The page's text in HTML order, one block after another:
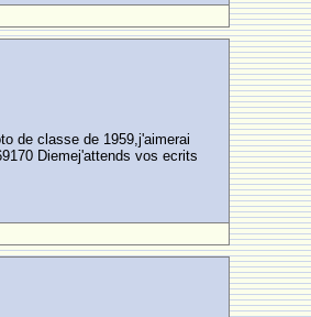
de classe de 1959,j'aimerai
Diemej'attends vos ecrits